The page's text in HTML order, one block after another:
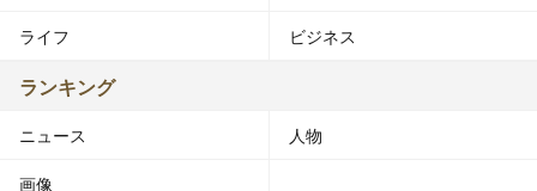
ライフ ビジネス
ランキング
ニュース 人物
画像